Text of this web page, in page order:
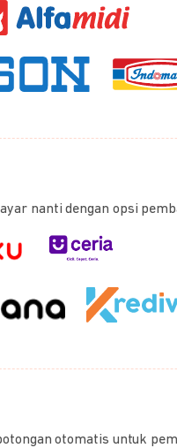
nanti dengan opsi
otomatis untuk